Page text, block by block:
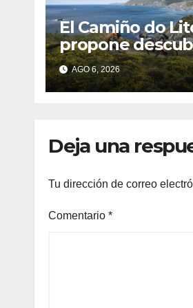
El Camiño do
propone
Galicia a pie a
de más de 1.300
kilómetros
AGO 6, 2026
Deja una
Tu dirección de correo
Comentario *